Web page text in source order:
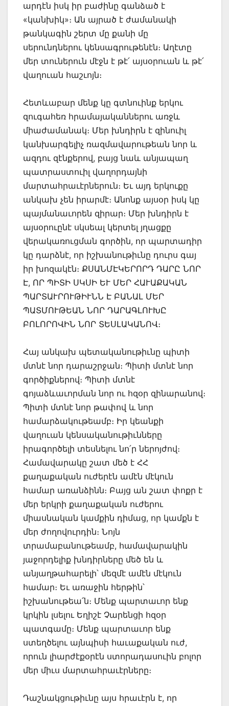
արդէն իսկ իր բաժինը գանձած է
«կանխիկ»։ Ան այրած է ժամանակի
թանկագին շերտ մը քանի մը
սերունդներու կենսագրութենէն։ Աղէտը
մեր տուներուն մէջն է թէ՛ այսօրուան և թէ՛
վաղուան հաշւոյն։
Հետևաբար մենք կը գտնուինք երկու
զուգահեռ հրամայականներու առջև
միաժամանակ։ Մեր խնդիրն է զինուիլ
կանխարգելիչ ռազմավարութեան նոր և
ազդու զէնքերով, բայց նաև անյապաղ
պատրաստուիլ վաղորդայնի
մարտահրաւէրներուն։ Եւ այդ երկուքը
անկախ չեն իրարմէ։ Անոնք այսօր իսկ կը
պայմանաւորեն զիրար։ Մեր խնդիրն է
այսօրուընէ սկսեալ կերտել յղացքը
վերակառուցման գործին, որ պարտադիր
կը դարձնէ, որ իշխանութիւնը դուրս գայ
իր խոզակէն։ ՔՍԱՆՄԷԿԵՐՈՐԴ ԴԱՐԸ ՆՈՐ
Է, ՈՐ ՊԻՏԻ ՍԿՍԻ ԵՒ ՄԵՐ ՀԱՒԱՔԱԿԱՆ
ՊԱՐՏԱՒՐՈՒԹԻՒՆՆ Է ԲԱՆԱԼ ՄԵՐ
ՊԱՏՄՈՒԹԵԱՆ ՆՈՐ ԴԱՐԱԳԼՈՒԽԸ
ԲՈԼՈՐՈՎԻՆ ՆՈՐ ՏԵՍԼԱԿԱՆՈՎ։
Հայ անկախ պետականութիւնը պիտի
մտնէ նոր դարաշրջան։ Պիտի մտնէ նոր
գործիքներով։ Պիտի մտնէ
գոյաձևաւորման նոր ու հզօր զինարանով։
Պիտի մտնէ նոր թափով և նոր
համարձակութեամբ։ Իր կեանքի
վաղուան կենսականութիւնները
իրագործելի տեսնելու նո՛ր ներոյժով։
Համավարակը շատ մեծ է ՀՀ
քաղաքական ուժերէն ամէն մէկուն
համար առանձինն։ Բայց ան շատ փոքր է
մեր երկրի քաղաքական ուժերու
միասնական կամքին դիմաց, որ կամքն է
մեր ժողովուրդին։ Նոյն
տրամաբանութեամբ, համավարակին
յաջորդելիք խնդիրները մեծ են և
անյաղթահարելի՝ մեզմէ ամէն մէկուն
համար։ Եւ առաջին հերթին՝
իշխանութեա՛ն։ Մենք պարտաւոր ենք
կրկին լսելու Եղիշէ Չարենցի հզօր
պատգամը։ Մենք պարտաւոր ենք
ստեղծելու այնպիսի հաւաքական ուժ,
որուն լիարժէքօրէն ստորադասուին բոլոր
մեր միւս մարտահրաւէրները։
Դաշնակցութիւնը այս հրաւէրն է, որ